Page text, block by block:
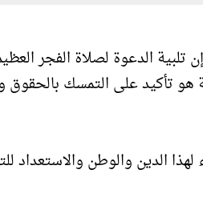
تلبية الدعوة لصلاة الفجر
على التمسك بالحقوق
الدين والوطن والاستعداد